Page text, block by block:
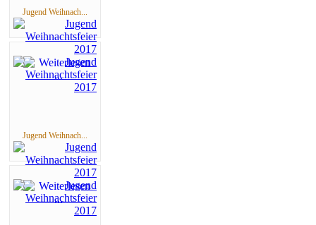
Jugend Weihnach...
Jugend Weihnach...